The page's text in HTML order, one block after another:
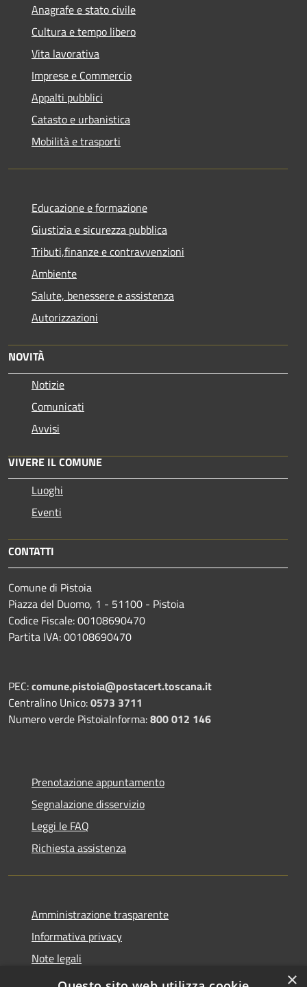
Anagrafe e stato civile
Cultura e tempo libero
Vita lavorativa
Imprese e Commercio
Appalti pubblici
Catasto e urbanistica
Mobilità e trasporti
Educazione e formazione
Giustizia e sicurezza pubblica
Tributi,finanze e contravvenzioni
Ambiente
Salute, benessere e assistenza
Autorizzazioni
NOVITÀ
Notizie
Comunicati
Avvisi
VIVERE IL COMUNE
Luoghi
Eventi
CONTATTI
Comune di Pistoia
Piazza del Duomo, 1 - 51100 - Pistoia
Codice Fiscale: 00108690470
Partita IVA: 00108690470
PEC:comune.pistoia@postacert.toscana.it
Centralino Unico:0573 3711
Numero verde PistoiaInforma:800 012 146
Prenotazione appuntamento
Segnalazione disservizio
Leggi le FAQ
Richiesta assistenza
Amministrazione trasparente
Informativa privacy
Note legali
Dichiarazione di accessibilità
×